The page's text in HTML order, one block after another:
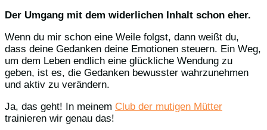
Der Umgang mit dem widerlichen Inhalt schon eher.
Wenn du mir schon eine Weile folgst, dann weißt du,
dass deine Gedanken deine Emotionen steuern. Ein Weg,
um dem Leben endlich eine glückliche Wendung zu
geben, ist es, die Gedanken bewusster wahrzunehmen
und aktiv zu verändern.
Ja, das geht! In meinem Club der mutigen Mütter
trainieren wir genau das!